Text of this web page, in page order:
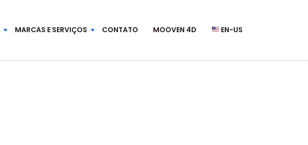
MARCAS E SERVIÇOS CONTATO MOOVEN 4D EN-US